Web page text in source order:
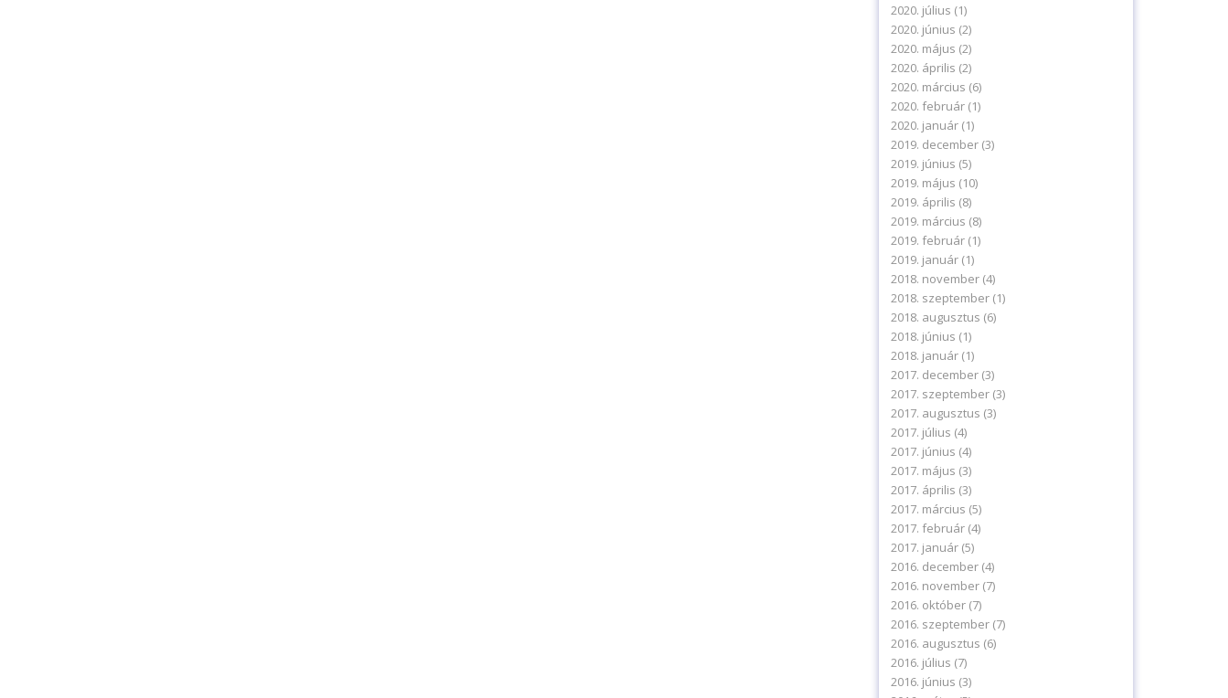
2020. július (1)
2020. június (2)
2020. május (2)
2020. április (2)
2020. március (6)
2020. február(1)
2020. január(1)
2019. december(3)
2019. június (5)
2019. május (10)
2019. április (8)
2019. március (8)
2019. február(1)
2019. január(1)
2018. november(4)
2018. szeptember(1)
2018. augusztus (6)
2018. június (1)
2018. január(1)
2017. december(3)
2017. szeptember(3)
2017. augusztus (3)
2017. július (4)
2017. június (4)
2017. május (3)
2017. április (3)
2017. március (5)
2017. február(4)
2017. január(5)
2016. december(4)
2016. november(7)
2016. október(7)
2016. szeptember(7)
2016. augusztus (6)
2016. július (7)
2016. június (3)